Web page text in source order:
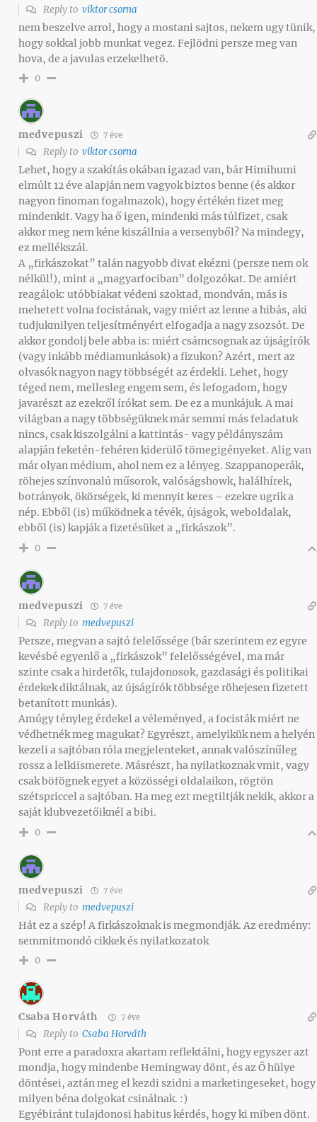
Reply to viktor csorna
nem beszelve arrol, hogy a mostani sajtos, nekem ugy tünik,
hogy sokkal jobb munkat vegez. Fejlödni persze meg van
hova, de a javulas erzekelhetö.
0
medvepuszi 7 éve
Reply to viktor csorna
Lehet, hogy a szakítás okában igazad van, bár Himihumi
elmúlt 12 éve alapján nem vagyok biztos benne (és akkor
nagyon finoman fogalmazok), hogy értékén fizet meg
mindenkit. Vagy ha ő igen, mindenki más túlfizet, csak
akkor meg nem kéne kiszállnia a versenyből? Na mindegy,
ez mellékszál.
A „firkászokat” talán nagyobb divat ekézni (persze nem ok
nélkül!), mint a „magyarfociban” dolgozókat. De amiért
reagálok: utóbbiakat védeni szoktad, mondván, más is
mehetett volna focistának, vagy miért az lenne a hibás, aki
tudjukmilyen teljesítményért elfogadja a nagy zsozsót. De
akkor gondolj bele abba is: miért csámcsognak az újságírók
(vagy inkább médiamunkások) a fizukon? Azért, mert az
olvasók nagyon nagy többségét az érdekli. Lehet, hogy
téged nem, mellesleg engem sem, és lefogadom, hogy
javarészt az ezekről írókat sem. De ez a munkájuk. A mai
világban a nagy többségüknek már semmi más feladatuk
nincs, csak kiszolgálni a kattintás- vagy példányszám
alapján feketén-fehéren kiderülő tömegigényeket. Alig van
már olyan médium, ahol nem ez a lényeg. Szappanoperák,
röhejes színvonalú műsorok, valóságshowk, halálhírek,
botrányok, ökörségek, ki mennyit keres – ezekre ugrik a
nép. Ebből (is) működnek a tévék, újságok, weboldalak,
ebből (is) kapják a fizetésüket a „firkászok”.
0
medvepuszi 7 éve
Reply to medvepuszi
Persze, megvan a sajtó felelőssége (bár szerintem ez egyre
kevésbé egyenlő a „firkászok” felelősségével, ma már
szinte csak a hirdetők, tulajdonosok, gazdasági és politikai
érdekek diktálnak, az újságírók többsége röhejesen fizetett
betanított munkás).
Amúgy tényleg érdekel a véleményed, a focisták miért ne
védhetnék meg magukat? Egyrészt, amelyikük nem a helyén
kezeli a sajtóban róla megjelenteket, annak valószínűleg
rossz a lelkiismerete. Másrészt, ha nyilatkoznak vmit, vagy
csak böfögnek egyet a közösségi oldalaikon, rögtön
szétspriccel a sajtóban. Ha meg ezt megtiltják nekik, akkor a
saját klubvezetőiknél a bibi.
0
medvepuszi 7 éve
Reply to medvepuszi
Hát ez a szép! A firkászoknak is megmondják. Az eredmény:
semmitmondó cikkek és nyilatkozatok
0
Csaba Horváth 7 éve
Reply to Csaba Horváth
Pont erre a paradoxra akartam reflektálni, hogy egyszer azt
mondja, hogy mindenbe Hemingway dönt, és az Ő hülye
döntései, aztán meg el kezdi szidni a marketingeseket, hogy
milyen béna dolgokat csinálnak. :)
Egyébiránt tulajdonosi habitus kérdés, hogy ki miben dönt.